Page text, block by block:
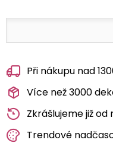
Při nákupu nad
Více než 3000
Zkrášlujeme již od
Trendové